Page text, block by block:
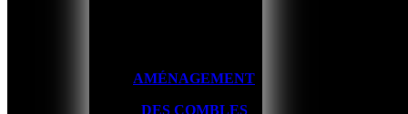
AMÉNAGEMENT
DES COMBLES